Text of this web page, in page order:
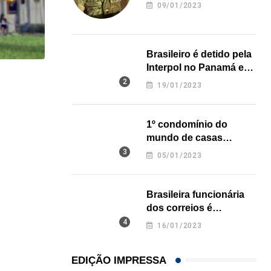
Açaí é reconhecido oficialmente como fruto
09/01/2023
Brasileiro é detido pela
Interpol no Panamá e
pode pegar prisão
19/01/2023
1º condomínio do
mundo de casas
impressas em 3D é
05/01/2023
Brasileira funcionária
dos correios é
assassinada a facadas
16/01/2023
EDIÇÃO IMPRESSA